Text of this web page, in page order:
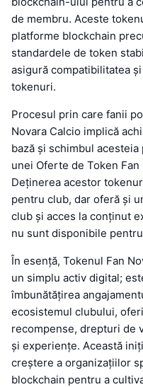
de membru. Aceste
platforme blockchain
standardele de token
asigură compatibilitatea
tokenuri.
Procesul prin care fanii
Novara Calcio implică
bază și schimbul
unei Oferte de Token
Deținerea acestor
pentru club, dar oferă și
club și acces la conținut
nu sunt disponibile
În esență, Tokenul Fan
un simplu activ digital;
îmbunătățirea
ecosistemul clubului,
recompense, drepturi de
și experiențe. Această
creștere a organizațiilor
blockchain pentru a